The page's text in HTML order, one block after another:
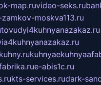
map.ruvideo-seks.ru
moskva113.ru
tovudyi4kuhnyanazakaz.ru
e-abis1c.ru
kts-services.rudark-